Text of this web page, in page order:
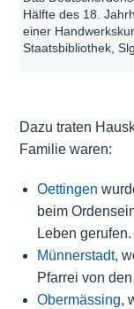
Hälfte des 18.
einer
Staatsbibliothek,
Dazu traten
Familie waren:
Oettingen
beim
Leben gerufen.
Münnerstadt,
Pfarrei von den
Obermässing,